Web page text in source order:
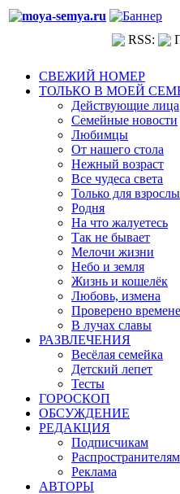
RSS:
СВЕЖИЙ НОМЕР
ТОЛЬКО В МОЕЙ
Действующие лица
Семейные новости
Любимцы
От нашего стола
Нежный возраст
Все чудеса света
Только для
Родня
На что жалуетесь
Так не бывает
Мелочи жизни
Небо и земля
Жизнь и кошелёк
Любовь, измена
Проверено
В лучах славы
РАЗВЛЕЧЕНИЯ
Весёлая семейка
Детский лепет
Тесты
ГОРОСКОП
ОБСУЖДЕНИЕ
РЕДАКЦИЯ
Подписчикам
Распространителям
Реклама
АВТОРЫ